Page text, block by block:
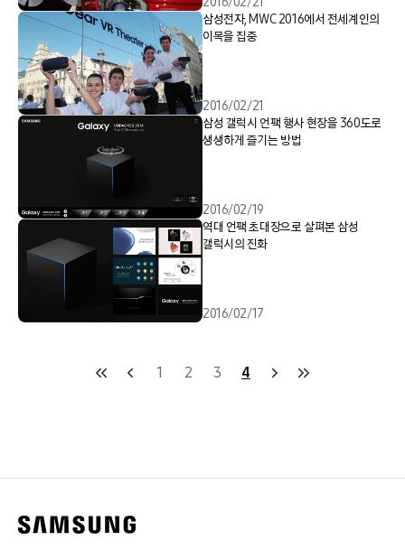
삼성전자, MWC 2016에서 전세계인의
이목을 집중
2016/02/21
삼성 갤럭시 언팩 행사 현장을 360도로
생생하게 즐기는 방법
2016/02/19
역대 언팩 초대장으로 살펴본 삼성
갤럭시의 진화
2016/02/17
1 2 3 4